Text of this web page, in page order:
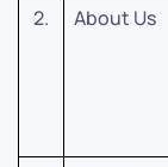
2. About Us